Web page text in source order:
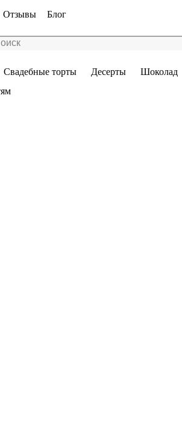
Отзывы Блог
Свадебные торты Десерты Шоколад